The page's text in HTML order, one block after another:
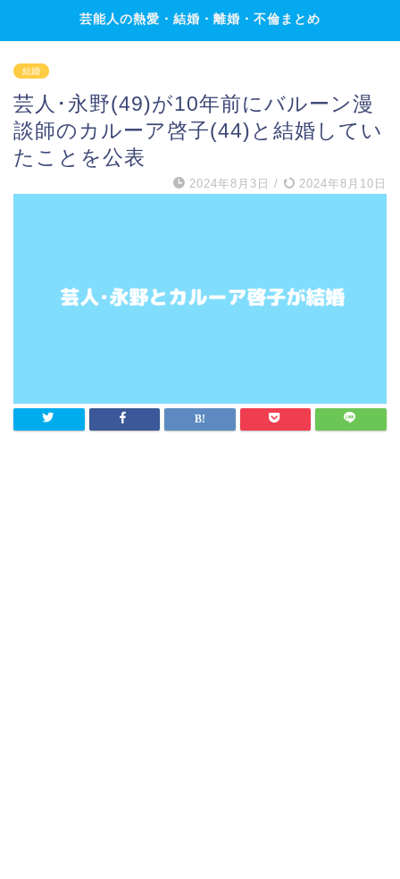
芸能人の熱愛・結婚・離婚・不倫まとめ
結婚
芸人･永野(49)が10年前にバルーン漫
談師のカルーア啓子(44)と結婚してい
たことを公表
2024年8月3日 / 2024年8月10日